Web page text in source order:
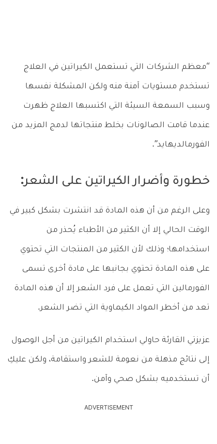
“معظم الشركات التي تستعمل الكيراتين في العلاج
تستخدم مستويات آمنة منه ولكن المشكلة نفسها
وسبب السمعة السيئة التي اكتسبها العلاج ظهرت
عندما قامت الصالونات بخلط منتجاتها لدمج المزيد من
الفورمالديهايد”.
خطورة وأضرار الكيراتين على الشعر:
وعلى الرغم من أن هذه المادة قد انتشرت بشكل كبير في
الوقت الحالي إلا أن الكثير من الأطباء يُحذر من
استخدامها؛ وذلك لأن الكثير من المنتجات التي تحتوي
على هذه المادة تحتوي بجانبها على مادة أخرى تسمى
الفورمالين التي تعمل على فرد الشعر إلا أن هذه المادة
تعد من أخطر المواد الكيماوية التي تضر الشعر.
عزيزتي القارئة حاولي استخدام الكيراتين من أجل الوصول
إلى نتائج مذهلة من نعومة للشعر واستقامة، ولكن عليكِ
أن تستخدميه بشكل صحي وآمن.
ADVERTISEMENT